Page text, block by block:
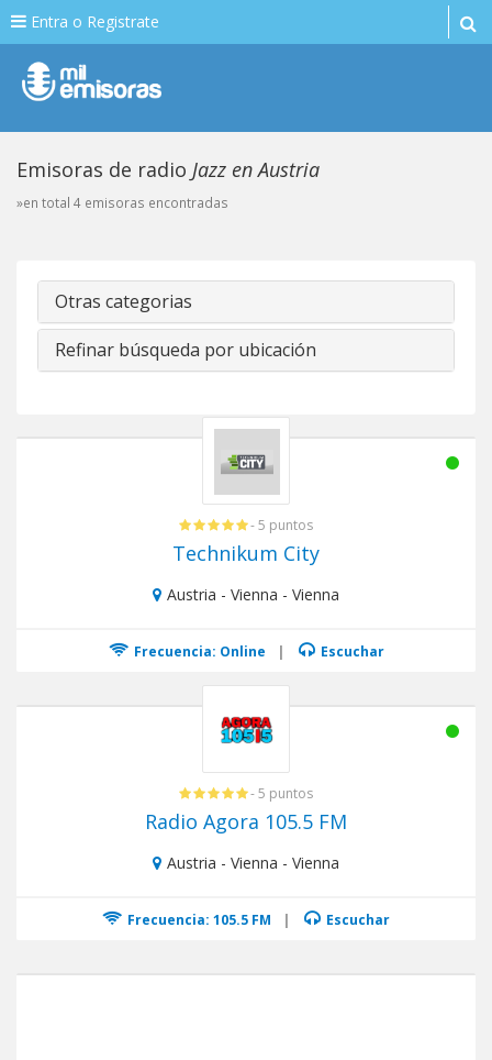
Entra o Registrate
Emisoras de radio Jazz en Austria
»en total 4 emisoras encontradas
Otras categorias
Refinar búsqueda por ubicación
- 5 puntos
Technikum City
Austria - Vienna - Vienna
Frecuencia: Online | Escuchar
- 5 puntos
Radio Agora 105.5 FM
Austria - Vienna - Vienna
Frecuencia: 105.5 FM | Escuchar